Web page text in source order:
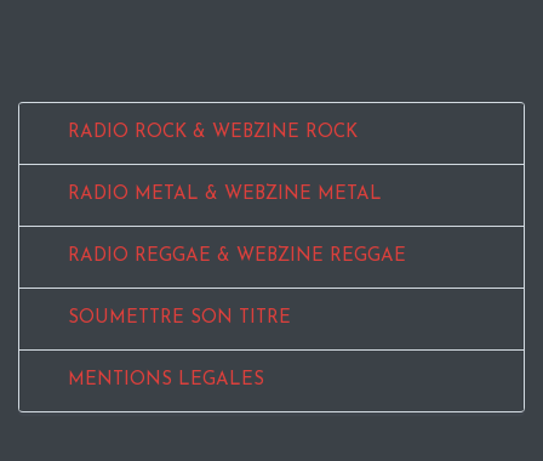
RADIO ROCK & WEBZINE ROCK
RADIO METAL & WEBZINE METAL
RADIO REGGAE & WEBZINE REGGAE
SOUMETTRE SON TITRE
MENTIONS LEGALES